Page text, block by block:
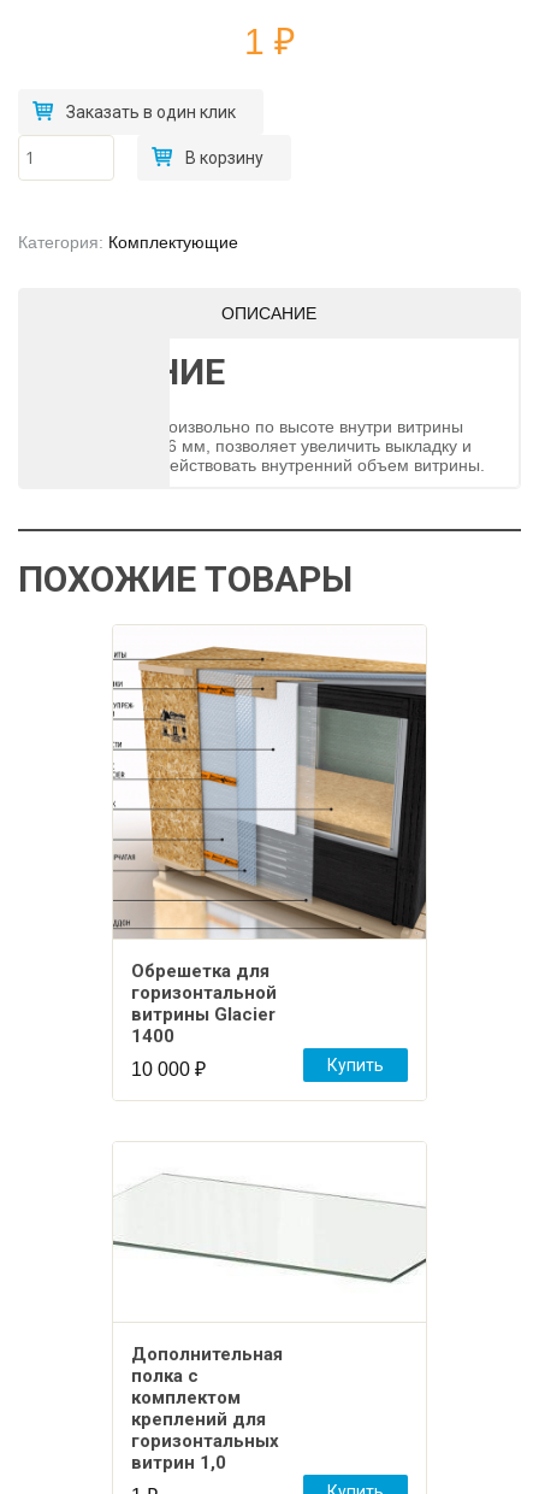
1 ₽
Заказать в один клик
товара
Дополнительная
креплений для
В корзину
Категория: Комплектующие
ОПИСАНИЕ
ОПИСАНИЕ
Регулируемая произвольно по высоте внутри витрины
полка толщиной 6 мм, позволяет увеличить выкладку и
максимально задействовать внутренний объем витрины.
ПОХОЖИЕ ТОВАРЫ
Обрешетка для
горизонтальной
витрины Glacier
1400
10 000 ₽ Купить
Дополнительная
полка с
комплектом
креплений для
горизонтальных
витрин 1,0